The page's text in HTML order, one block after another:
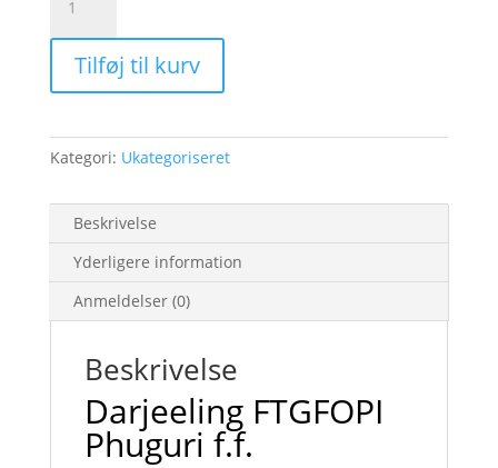
FTGFOPI
Phuguri
antal
Tilføj til kurv
Kategori: Ukategoriseret
Beskrivelse
Yderligere information
Anmeldelser (0)
Beskrivelse
Darjeeling FTGFOPI
Phuguri f.f.